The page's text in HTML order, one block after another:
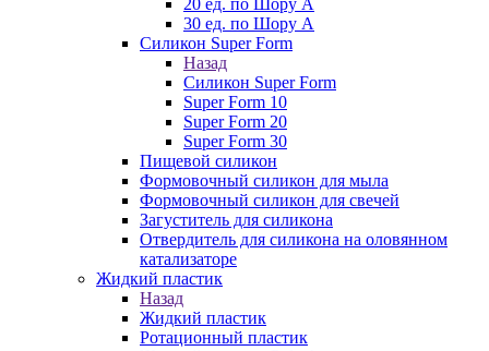
20 ед. по Шору А
30 ед. по Шору А
Силикон Super Form
Назад
Силикон Super Form
Super Form 10
Super Form 20
Super Form 30
Пищевой силикон
Формовочный силикон для мыла
Формовочный силикон для свечей
Загуститель для силикона
Отвердитель для силикона на оловянном
катализаторе
Жидкий пластик
Назад
Жидкий пластик
Ротационный пластик